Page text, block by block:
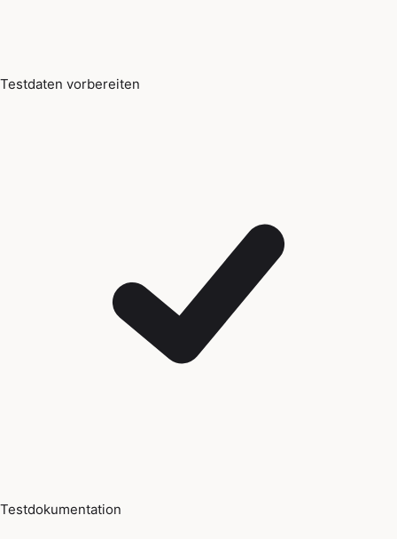
Testdaten vorbereiten
Testdokumentation